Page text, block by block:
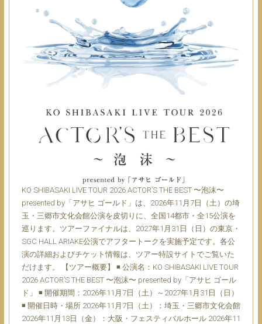
KO SHIBASAKI LIVE TOUR 2026 ACTOR’S THE BEST 〜泡沫〜
presented by「アサヒ ゴールド」は、2026年11月7日（土）の埼
玉・三郷市文化会館公演を皮切りに、全国14都市・全15公演を
巡ります。ツアーファイナルは、2027年1月31日（日）の東京・
SGC HALL ARIAKE公演でアフタートークを実施予定です。各公
演の詳細およびチケット情報は、ツアー特設サイトでご覧いた
だけます。 【ツアー概要】 ◾ 公演名：KO SHIBASAKI LIVE TOUR
2026 ACTOR’S THE BEST 〜泡沫〜 presented by「アサヒ ゴール
ド」 ◾ 開催期間：2026年11月7日（土）～2027年1月31日（日）
◾ 開催日時・場所 2026年11月7日（土）：埼玉・三郷市文化会館
2026年11月13日（金）：大阪・フェスティバルホール 2026年11